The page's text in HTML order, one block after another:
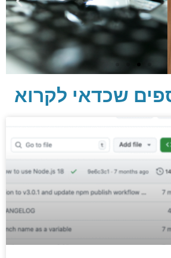
בתכנות
ביצועים, אבטחת מידע ומידע
שגם מתכנתים מנוסים לא תמיד
יודעים.
שכדאי לקרוא